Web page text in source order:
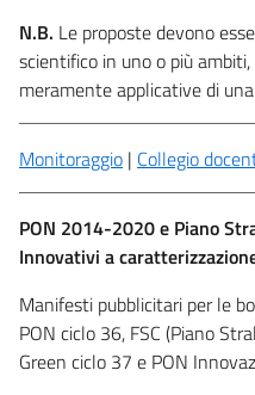
N.B. Le proposte devono
scientifico in uno o più
meramente applicative di
Monitoraggio | Collegio
PON 2014-2020 e Piano
Innovativi a
Manifesti pubblicitari per le
PON ciclo 36, FSC (Piano
Green ciclo 37 e PON